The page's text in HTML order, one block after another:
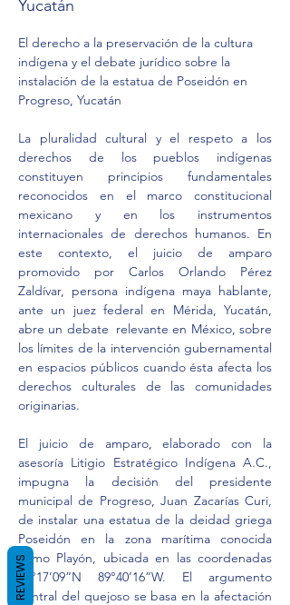
Yucatán
El derecho a la preservación de la cultura
indígena y el debate jurídico sobre la
instalación de la estatua de Poseidón en
Progreso, Yucatán
La pluralidad cultural y el respeto a los
derechos de los pueblos indígenas
constituyen principios fundamentales
reconocidos en el marco constitucional
mexicano y en los instrumentos
internacionales de derechos humanos. En
este contexto, el juicio de amparo
promovido por Carlos Orlando Pérez
Zaldívar, persona indígena maya hablante,
ante un juez federal en Mérida, Yucatán,
abre un debate  relevante en México, sobre
los límites de la intervención gubernamental
en espacios públicos cuando ésta afecta los
derechos culturales de las comunidades
originarias.
El juicio de amparo, elaborado con la
asesoría Litigio Estratégico Indígena A.C.,
impugna la decisión del presidente
municipal de Progreso, Juan Zacarías Curi,
de instalar una estatua de la deidad griega
Poseidón en la zona marítima conocida
como Playón, ubicada en las coordenadas
21°17’09”N 89°40’16”W. El argumento
central del quejoso se basa en la afectación
REVIEWS